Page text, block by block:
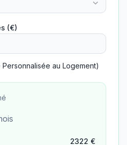
(€)
Personnalisée au Logement)
2322 €